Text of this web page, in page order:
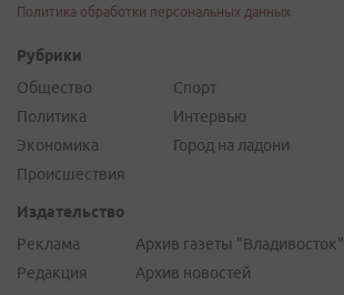
Политика обработки персональных данных
Рубрики
Общество
Политика
Экономика
Происшествия
Спорт
Интервью
Город на ладони
Издательство
Реклама
Редакция
Архив газеты "Владивосток"
Архив новостей